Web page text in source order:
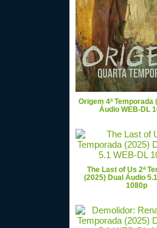
Origem 4ª Temporada
Áudio WEB-DL
The Last of Us 2ª
(2025) Dual Áudio
1080p